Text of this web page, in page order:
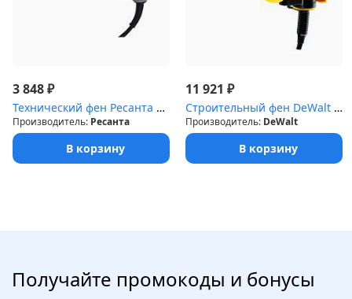
3 848₽
Технический фен Ресанта ФЭ-2000ЭК 2000Вт темп.50/50-550/50-550С
Производитель: Ресанта
В корзину
11 921 ₽
Строительный фен DeWalt D26411-QS
Производитель: DeWalt
В корзину
Получайте промокоды и бонусы
Строительные фены
Фрезеры
Штроборезы
Электрорубанки